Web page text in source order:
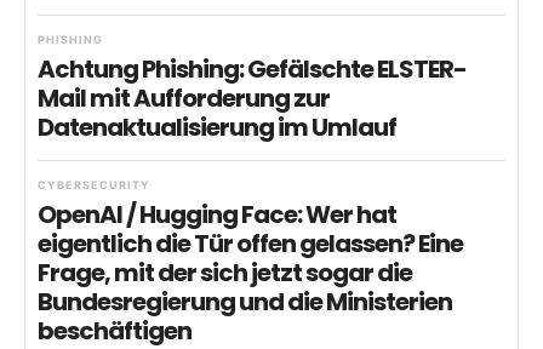
PHISHING
Achtung Phishing: Gefälschte ELSTER-
Mail mit Aufforderung zur
Datenaktualisierung im Umlauf
CYBERSECURITY
OpenAI / Hugging Face: Wer hat
eigentlich die Tür offen gelassen? Eine
Frage, mit der sich jetzt sogar die
Bundesregierung und die Ministerien
beschäftigen